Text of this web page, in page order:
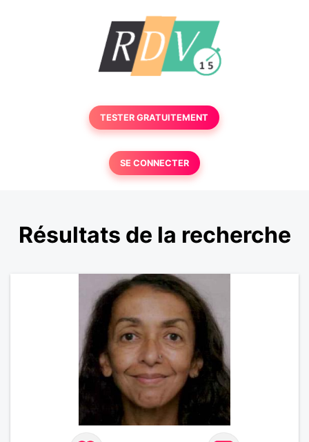
TESTER GRATUITEMENT
SE CONNECTER
Résultats de la recherche